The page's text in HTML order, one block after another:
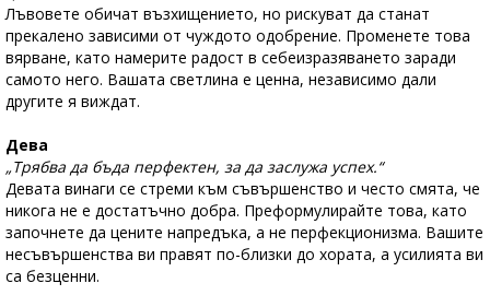
Лъвовете обичат възхищението, но рискуват да станат
прекалено зависими от чуждото одобрение. Променете това
вярване, като намерите радост в себеизразяването заради
самото него. Вашата светлина е ценна, независимо дали
другите я виждат.
Дева
„Трябва да бъда перфектен, за да заслужа успех.“
Девата винаги се стреми към съвършенство и често смята, че
никога не е достатъчно добра. Преформулирайте това, като
започнете да цените напредъка, а не перфекционизма. Вашите
несъвършенства ви правят по-близки до хората, а усилията ви
са безценни.